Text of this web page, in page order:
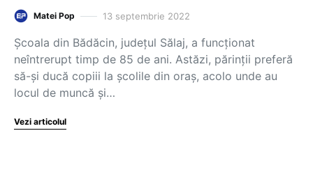
Matei Pop 13 septembrie 2022
Școala din Bădăcin, județul Sălaj, a funcţionat
neîntrerupt timp de 85 de ani. Astăzi, părinţii preferă
să-şi ducă copiii la şcolile din oraş, acolo unde au
locul de muncă şi…
Vezi articolul